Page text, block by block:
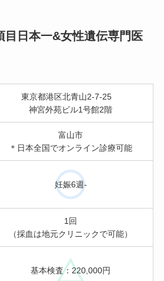
目日本一&女性遺伝専門医
東京都港区北青山2-7-25
神宮外苑ビル1号館2階
富山市
＊日本全国でオンライン診療可能
妊娠6週-
1回
（採血は地元クリニックで可能）
基本検査：220,000円